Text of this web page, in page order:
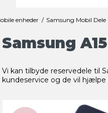
enheder / Samsung Mobil Dele
Samsung
Vi kan tilbyde reservedele til
kundeservice og de vil